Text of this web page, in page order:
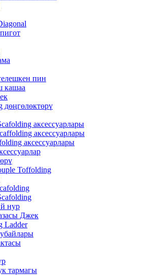
пин
кашаа
дөңгөлөктөрү
аксессуарлары
аксессуарлары
аксессуарлары
Toffolding
нур
Джек
Ladder
тармагы